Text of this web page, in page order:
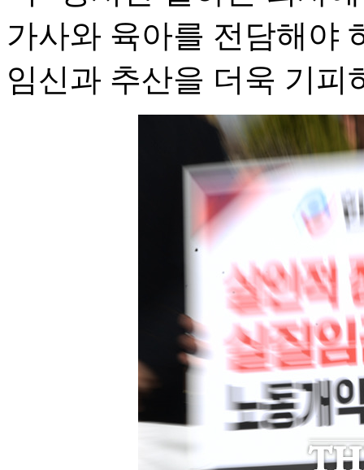
가사와 육아를 전담해야
임신과 추산을 더욱 기